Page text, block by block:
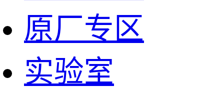
原厂专区
实验室